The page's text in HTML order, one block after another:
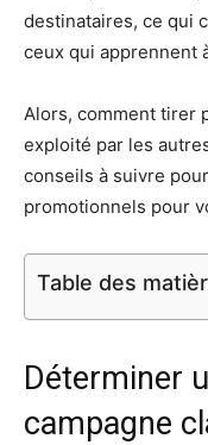
destinataires, ce qui
ceux qui apprennent
Alors, comment tirer
exploité par les
conseils à suivre
promotionnels pour
Table des
Déterminer
campagne